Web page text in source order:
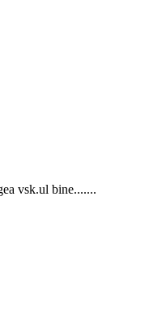
vsk.ul bine.......